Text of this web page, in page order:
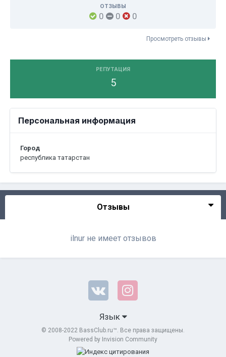
ОТЗЫВЫ
0 0 0
Просмотреть отзывы
РЕПУТАЦИЯ
5
Персональная информация
Город
республика татарстан
Отзывы
ilnur не имеет отзывов
Язык
© 2008-2022 BassClub.ru™. Все права защищены.
Powered by Invision Community